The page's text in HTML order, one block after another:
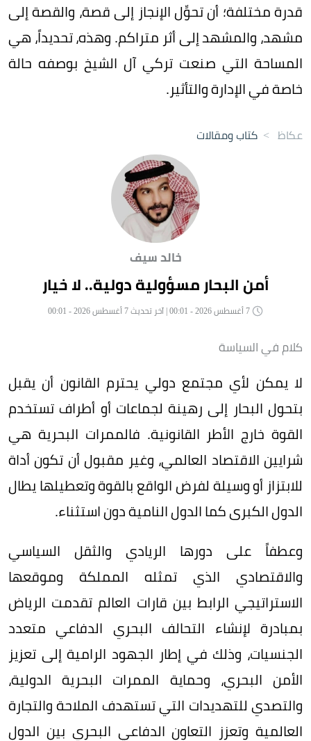
قدرة مختلفة؛ أن تحوِّل الإنجاز إلى قصة، والقصة إلى
مشهد، والمشهد إلى أثر متراكم. وهذه، تحديداً، هي
المساحة التي صنعت تركي آل الشيخ بوصفه حالة
خاصة في الإدارة والتأثير.
عكاظ > كتاب ومقالات
خالد سيف
أمن البحار مسؤولية دولية.. لا خيار
كلام في السياسة
لا يمكن لأي مجتمع دولي يحترم القانون أن يقبل
بتحول البحار إلى رهينة لجماعات أو أطراف تستخدم
القوة خارج الأطر القانونية. فالممرات البحرية هي
شرايين الاقتصاد العالمي، وغير مقبول أن تكون أداة
للابتزاز أو وسيلة لفرض الواقع بالقوة وتعطيلها يطال
الدول الكبرى كما الدول النامية دون استثناء.
وعطفاً على دورها الريادي والثقل السياسي
والاقتصادي الذي تمثله المملكة وموقعها
الاستراتيجي الرابط بين قارات العالم تقدمت الرياض
بمبادرة لإنشاء التحالف البحري الدفاعي متعدد
الجنسيات، وذلك في إطار الجهود الرامية إلى تعزيز
الأمن البحري، وحماية الممرات البحرية الدولية،
والتصدي للتهديدات التي تستهدف الملاحة والتجارة
العالمية وتعزز التعاون الدفاعي البحري بين الدول